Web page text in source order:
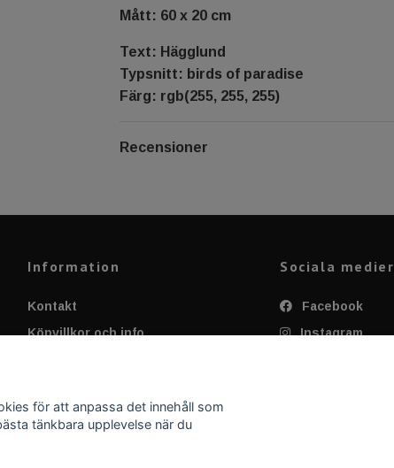
Mått: 60 x 20 cm
Text: Hägglund
Typsnitt: birds of paradise
Färg: rgb(255, 255, 255)
Recensioner
Information
Kontakt
Köpvillkor och info
Applicering av Dekal
Sociala medier
Facebook
Instagram
för att anpassa det innehåll som
tänkbara upplevelse när du